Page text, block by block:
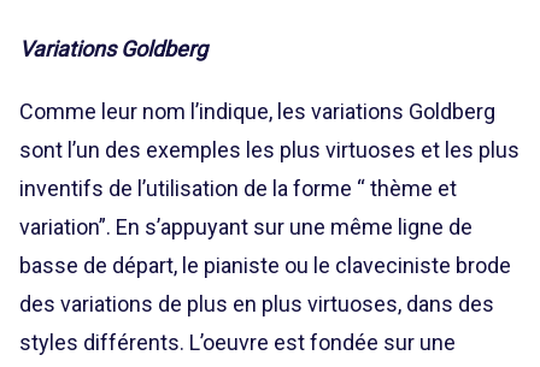
Variations Goldberg
Comme leur nom l’indique, les variations Goldberg
sont l’un des exemples les plus virtuoses et les plus
inventifs de l’utilisation de la forme “ thème et
variation”. En s’appuyant sur une même ligne de
basse de départ, le pianiste ou le claveciniste brode
des variations de plus en plus virtuoses, dans des
styles différents. L’oeuvre est fondée sur une